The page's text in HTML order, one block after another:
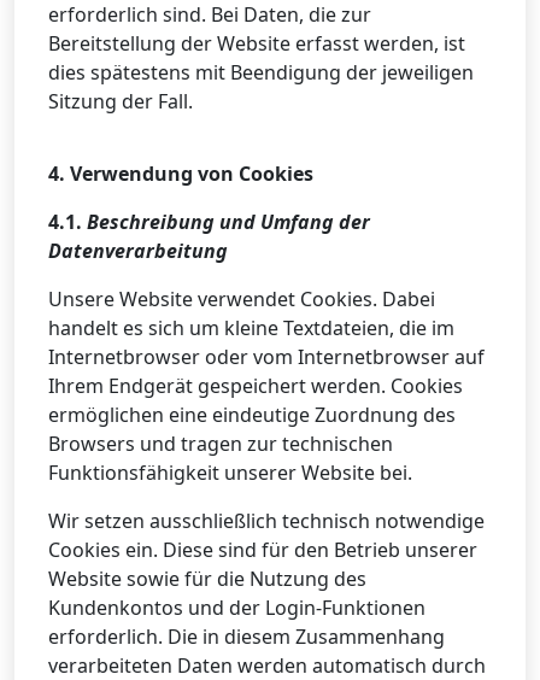
erforderlich sind. Bei Daten, die zur
Bereitstellung der Website erfasst werden, ist
dies spätestens mit Beendigung der jeweiligen
Sitzung der Fall.
4. Verwendung von Cookies
4.1. Beschreibung und Umfang der
Datenverarbeitung
Unsere Website verwendet Cookies. Dabei
handelt es sich um kleine Textdateien, die im
Internetbrowser oder vom Internetbrowser auf
Ihrem Endgerät gespeichert werden. Cookies
ermöglichen eine eindeutige Zuordnung des
Browsers und tragen zur technischen
Funktionsfähigkeit unserer Website bei.
Wir setzen ausschließlich technisch notwendige
Cookies ein. Diese sind für den Betrieb unserer
Website sowie für die Nutzung des
Kundenkontos und der Login-Funktionen
erforderlich. Die in diesem Zusammenhang
verarbeiteten Daten werden automatisch durch